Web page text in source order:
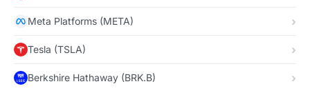
Meta Platforms (META)
Tesla (TSLA)
Berkshire Hathaway (BRK.B)